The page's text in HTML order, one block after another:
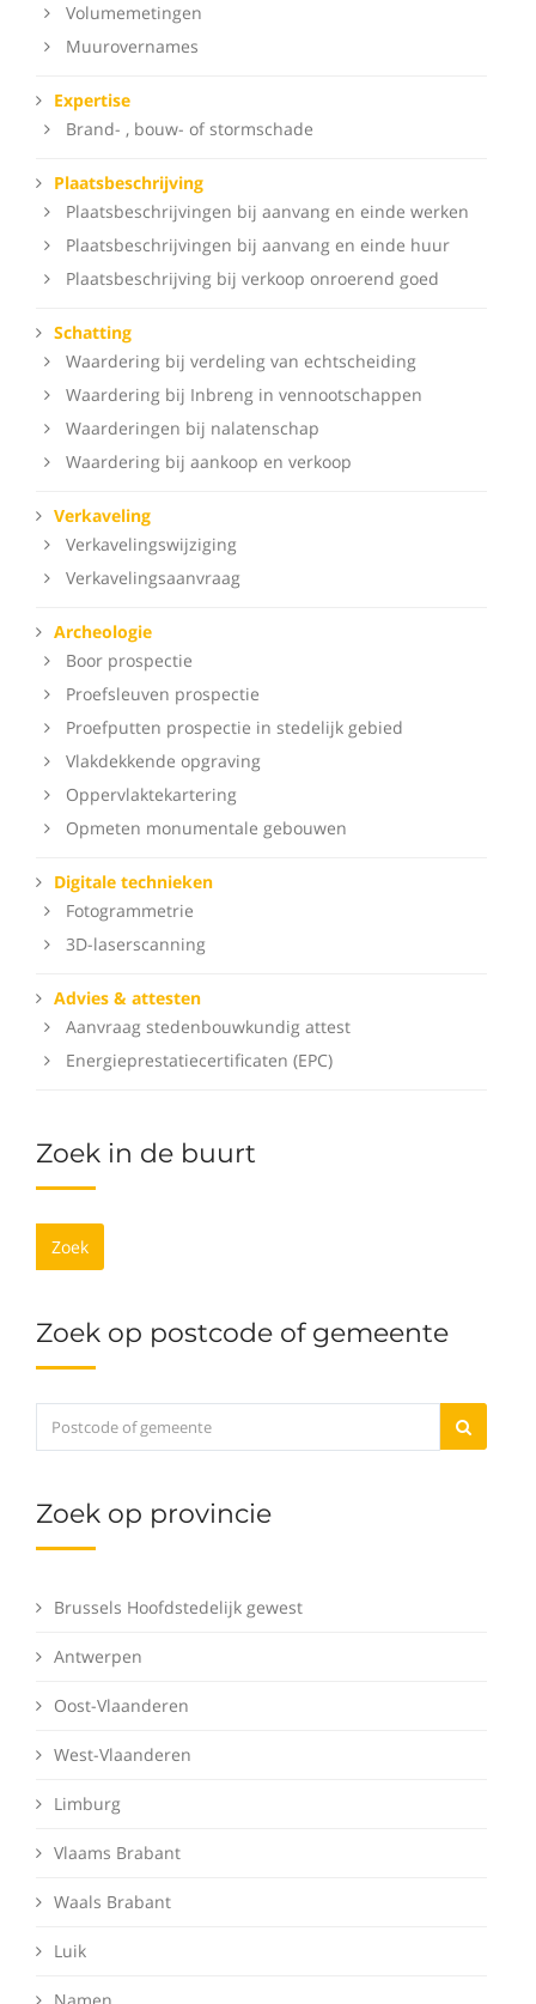
Volumemetingen
Muurovernames
Expertise
Brand- , bouw- of stormschade
Plaatsbeschrijving
Plaatsbeschrijvingen bij aanvang en einde werken
Plaatsbeschrijvingen bij aanvang en einde huur
Plaatsbeschrijving bij verkoop onroerend goed
Schatting
Waardering bij verdeling van echtscheiding
Waardering bij Inbreng in vennootschappen
Waarderingen bij nalatenschap
Waardering bij aankoop en verkoop
Verkaveling
Verkavelingswijziging
Verkavelingsaanvraag
Archeologie
Boor prospectie
Proefsleuven prospectie
Proefputten prospectie in stedelijk gebied
Vlakdekkende opgraving
Oppervlaktekartering
Opmeten monumentale gebouwen
Digitale technieken
Fotogrammetrie
3D-laserscanning
Advies & attesten
Aanvraag stedenbouwkundig attest
Energieprestatiecertificaten (EPC)
Zoek in de buurt
Zoek
Zoek op postcode of gemeente
Zoek op provincie
Brussels Hoofdstedelijk gewest
Antwerpen
Oost-Vlaanderen
West-Vlaanderen
Limburg
Vlaams Brabant
Waals Brabant
Luik